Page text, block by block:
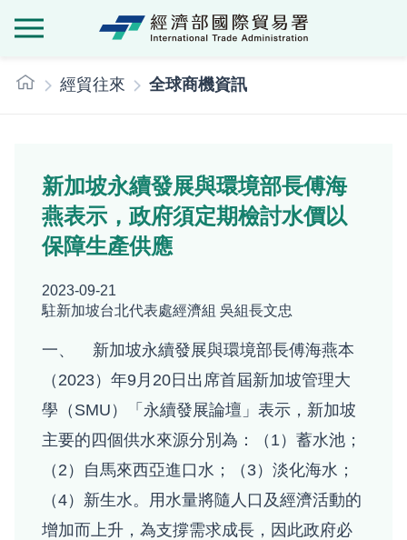
::: 經貿往來 全球商機資訊
新加坡永續發展與環境部長傅海
燕表示，政府須定期檢討水價以
保障生產供應
2023-09-21
駐新加坡台北代表處經濟組 吳組長文忠
一、 新加坡永續發展與環境部長傅海燕本
（2023）年9月20日出席首屆新加坡管理大
學（SMU）「永續發展論壇」表示，新加坡
主要的四個供水來源分別為：（1）蓄水池；
（2）自馬來西亞進口水；（3）淡化海水；
（4）新生水。用水量將隨人口及經濟活動的
增加而上升，為支撐需求成長，因此政府必